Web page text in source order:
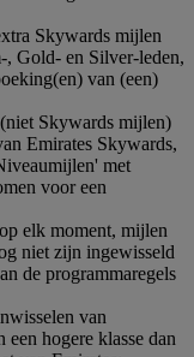
Skywards mijlen
, Gold- en Silver-leden,
van (een)
Skywards mijlen)
Emirates Skywards,
met
voor een
elk moment, mijlen
niet zijn ingewisseld
de programmaregels
van
hogere klasse dan